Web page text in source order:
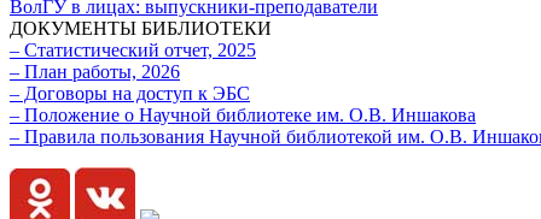
ВолГУ в лицах: выпускники-преподаватели
ДОКУМЕНТЫ БИБЛИОТЕКИ
– Статистический отчет, 2025
– План работы, 2026
– Договоры на доступ к ЭБС
– Положение о Научной библиотеке им. О.В. Иншакова
– Правила пользования Научной библиотекой им. О.В.